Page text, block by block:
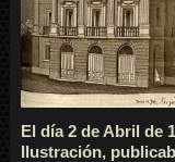
El día 2 de Abril de
Ilustración,